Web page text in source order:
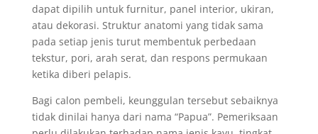
dapat dipilih untuk furnitur, panel interior, ukiran,
atau dekorasi. Struktur anatomi yang tidak sama
pada setiap jenis turut membentuk perbedaan
tekstur, pori, arah serat, dan respons permukaan
ketika diberi pelapis.
Bagi calon pembeli, keunggulan tersebut sebaiknya
tidak dinilai hanya dari nama “Papua”. Pemeriksaan